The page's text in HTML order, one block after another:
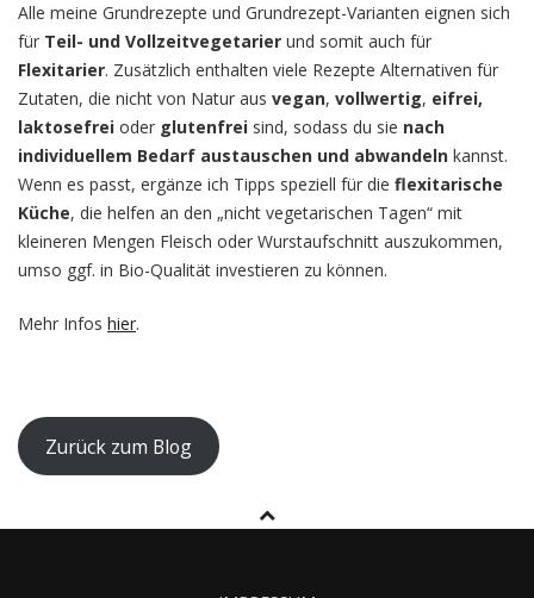
Alle meine Grundrezepte und Grundrezept-Varianten eignen sich
für Teil- und Vollzeitvegetarier und somit auch für
Flexitarier. Zusätzlich enthalten viele Rezepte Alternativen für
Zutaten, die nicht von Natur aus vegan, vollwertig, eifrei,
laktosefrei oder glutenfrei sind, sodass du sie nach
individuellem Bedarf austauschen und abwandeln kannst.
Wenn es passt, ergänze ich Tipps speziell für die flexitarische
Küche, die helfen an den „nicht vegetarischen Tagen“ mit
kleineren Mengen Fleisch oder Wurstaufschnitt auszukommen,
umso ggf. in Bio-Qualität investieren zu können.
Mehr Infos hier.
Zurück zum Blog